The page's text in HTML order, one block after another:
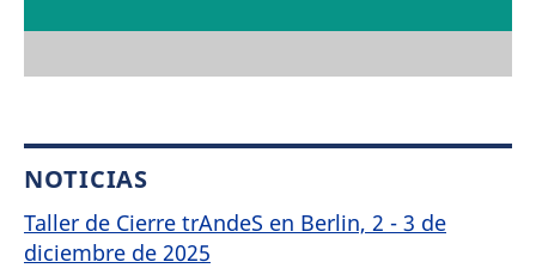
NOTICIAS
Taller de Cierre trAndeS en Berlin, 2 - 3 de
diciembre de 2025